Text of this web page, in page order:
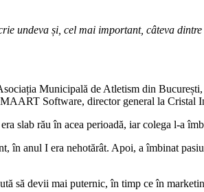
undeva și, cel mai important, câteva
Municipală de Atletism din
Software, director general la Cristal
slab rău în acea perioadă, iar colega l-a
în anul I era nehotărât. Apoi, a îmbinat
să devii mai puternic, în timp ce în